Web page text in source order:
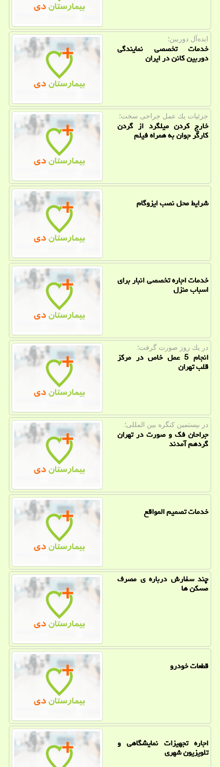
ایده‌آل دوربین؛
خدمات تخصصی نمایندگی
دوربین کانن در ایران
جزئیات یك عمل جراحی سخت؛
خارج کردن میلگرد از گردن
کارگر جوان به همراه فیلم
شرایط محل نصب ایزوگام
خدمات اجاره تخصصی انبار برای
اسباب منزل
در یك روز صورت گرفت؛
انجام 5 عمل خاص در مرکز
قلب تهران
در بیستمین كنگره بین المللی؛
جراحان فک و صورت در تهران
گردهم آمدند
خدمات تصمیم المواقع
چند سفارش درباره ی مصرف
مسکن ها
قطعات خودرو
اجاره تجهیزات نمایشگاهی و
تلویزیون شهری